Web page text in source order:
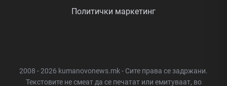
Политички маркетинг
2008 - 2026 kumanovonews.mk - Сите права се задржани.
Текстовите не смеат да се печатат или емитуваат, во